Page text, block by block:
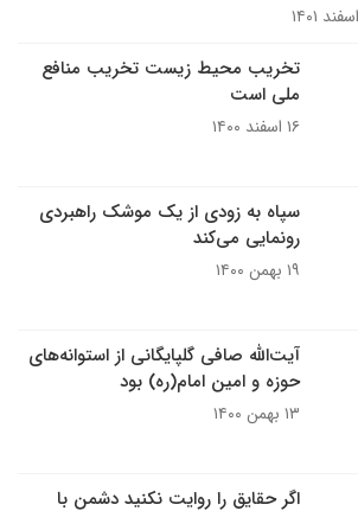
تخریب محیط زیست تخریب منافع
ملی است
۱۶ اسفند ۱۴۰۰
سپاه به‌ زودی از یک موشک راهبردی
رونمایی می‌کند
۱۹ بهمن ۱۴۰۰
آیت‌الله صافی گلپایگانی از استوانه‌های
حوزه‌ و امین امام(ره) بود
۱۳ بهمن ۱۴۰۰
اگر حقایق را روایت نکنید دشمن با